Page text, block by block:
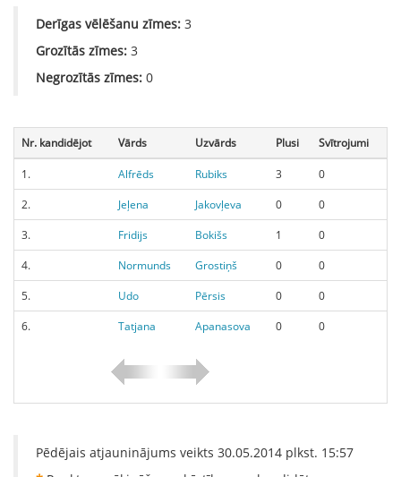
Derīgas vēlēšanu zīmes: 3
Grozītās zīmes: 3
Negrozītās zīmes: 0
Nr. kandidējot Vārds Uzvārds Plusi Svītrojumi
1. Alfrēds Rubiks 3
0
2.
Jeļena Jakovļeva 0
0
3.
Fridijs Bokišs 1
0
4.
Normunds Grostiņš 0
0
5.
Udo Pērsis 0
0
6.
Tatjana Apanasova 0 0
Pēdējais atjauninājums veikts 30.05.2014 plkst. 15:57